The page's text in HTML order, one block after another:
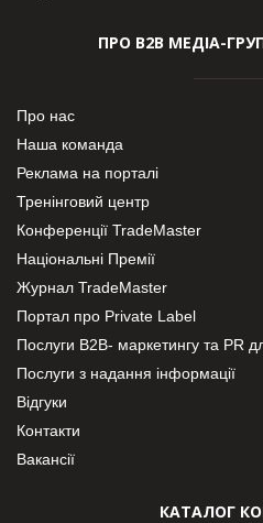
ПРО В2В МЕДІА-
Про нас
Наша команда
Реклама на порталі
Тренінговий центр
Конференції TradeMaster
Національні Премії
Журнал TradeMaster
Портал про Private Label
Послуги В2В- маркетингу та PR
Послуги з надання інформації
Відгуки
Контакти
Вакансії
КАТАЛОГ